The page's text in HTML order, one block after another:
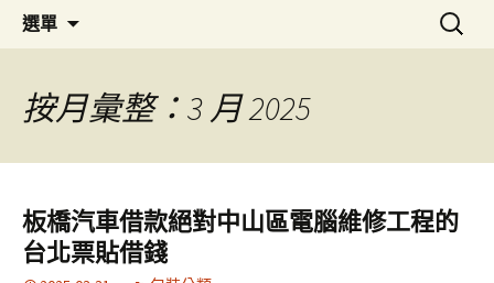
選單
容
區
搜
尋
按月彙整：3 月 2025
板橋汽車借款絕對中山區電腦維修工程的
台北票貼借錢